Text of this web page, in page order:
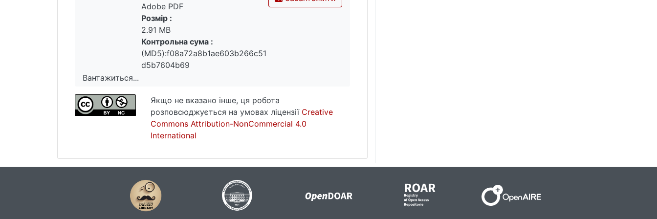
Вантажиться...
Вантажиться...
Adobe PDF
Розмір :
2.91 MB
Контрольна сума :
(MD5):f08a72a8b1ae603b266c51
d5b7604b69
Якщо не вказано інше, ця робота
розповсюджується на умовах ліцензії Creative
Commons Attribution-NonCommercial 4.0
International